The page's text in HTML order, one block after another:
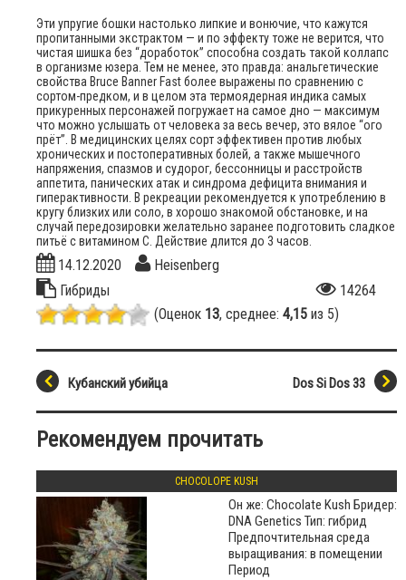
Эти упругие бошки настолько липкие и вонючие, что кажутся
пропитанными экстрактом — и по эффекту тоже не верится, что
чистая шишка без “доработок” способна создать такой коллапс
в организме юзера. Тем не менее, это правда: анальгетические
свойства Bruce Banner Fast более выражены по сравнению с
сортом-предком, и в целом эта термоядерная индика самых
прикуренных персонажей погружает на самое дно — максимум
что можно услышать от человека за весь вечер, это вялое “ого
прёт”. В медицинских целях сорт эффективен против любых
хронических и постоперативных болей, а также мышечного
напряжения, спазмов и судорог, бессонницы и расстройств
аппетита, панических атак и синдрома дефицита внимания и
гиперактивности. В рекреации рекомендуется к употреблению в
кругу близких или соло, в хорошо знакомой обстановке, и на
случай передозировки желательно заранее подготовить сладкое
питьё с витамином С. Действие длится до 3 часов.
14.12.2020
Heisenberg
Гибриды
14264
(Оценок 13, среднее: 4,15 из 5)
Dos Si Dos 33
Кубанский убийца
Рекомендуем прочитать
CHOCOLOPE KUSH
Он же: Chocolate Kush Бридер:
DNA Genetics Тип: гибрид
Предпочтительная среда
выращивания: в помещении
Период